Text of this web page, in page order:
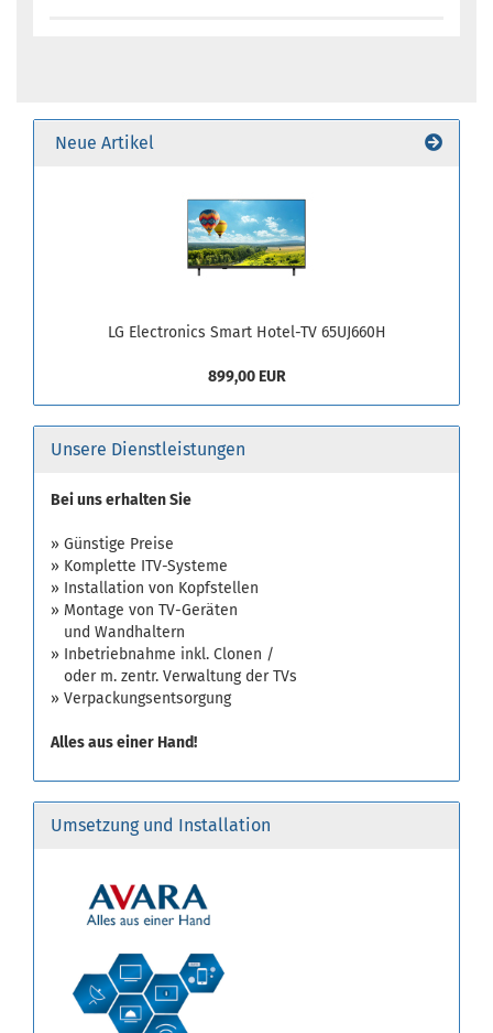
Neue Artikel
LG Electronics Smart Hotel-TV 65UJ660H
899,00 EUR
Unsere Dienstleistungen
Bei uns erhalten Sie
» Günstige Preise
» Komplette ITV-Systeme
» Installation von Kopfstellen
» Montage von TV-Geräten
und Wandhaltern
» Inbetriebnahme inkl. Clonen /
oder m. zentr. Verwaltung der TVs
» Verpackungsentsorgung
Alles aus einer Hand!
Umsetzung und Installation